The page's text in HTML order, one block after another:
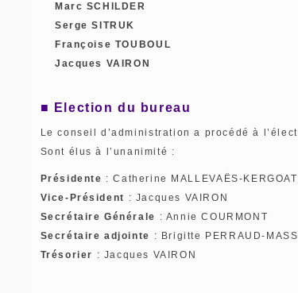
Marc SCHILDER
Serge SITRUK
Françoise TOUBOUL
Jacques VAIRON
■ Election du bureau
Le conseil d’administration a procédé à
Sont élus à l’unanimité :
Présidente : Catherine MALLEVAËS-KERGOAT
Vice-Président : Jacques VAIRON
Secrétaire Générale : Annie COURMONT
Secrétaire adjointe : Brigitte PERRAUD-
Trésorier : Jacques VAIRON